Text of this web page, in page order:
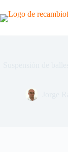
al
contenido